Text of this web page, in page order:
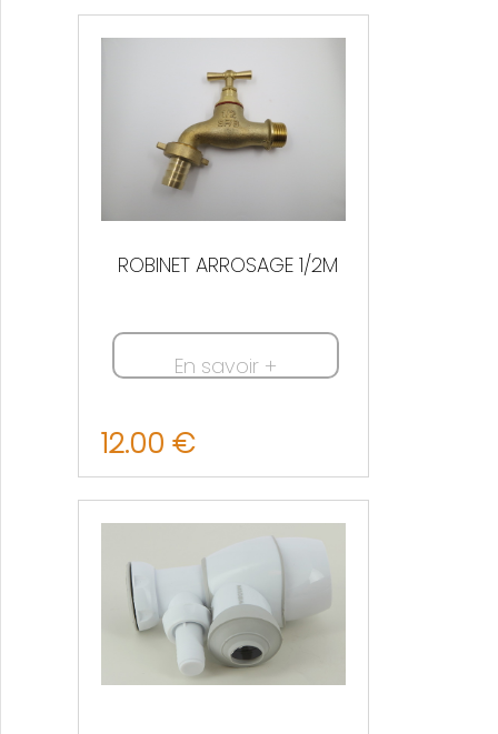
Nous contacter
ROBINET ARROSAGE 1/2M
En savoir +
12.00 €
Nous contacter